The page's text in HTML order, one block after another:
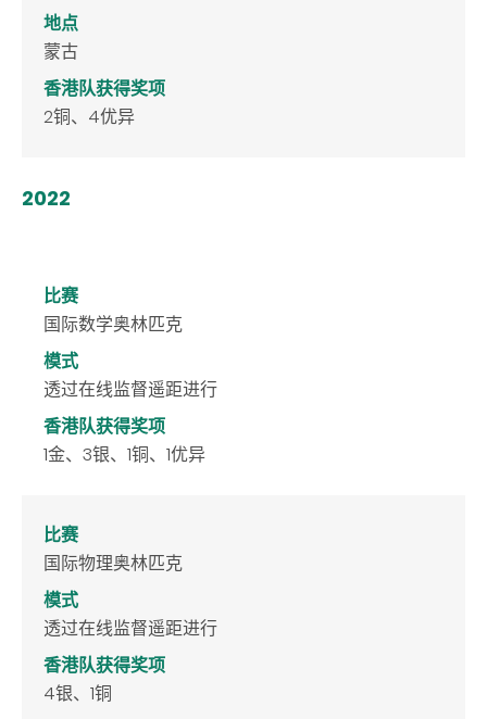
地点
蒙古
香港队获得奖项
2铜、4优异
2022
比赛
国际数学奥林匹克
模式
透过在线监督遥距进行
香港队获得奖项
1金、3银、1铜、1优异
比赛
国际物理奥林匹克
模式
透过在线监督遥距进行
香港队获得奖项
4银、1铜